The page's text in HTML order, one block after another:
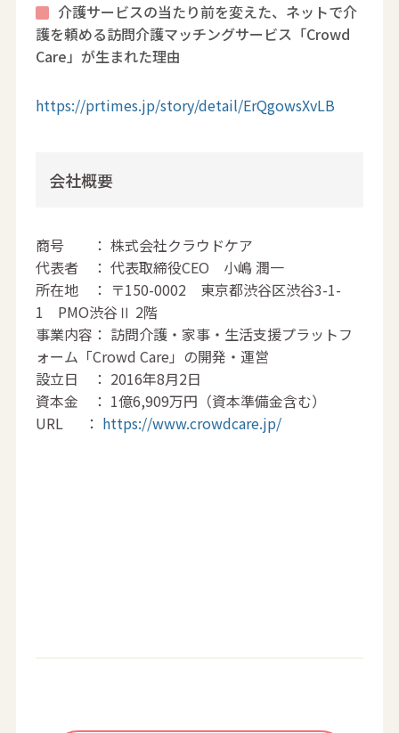
介護サービスの当たり前を変えた、ネットで介
護を頼める訪問介護マッチングサービス「Crowd
Care」が生まれた理由
https://prtimes.jp/story/detail/ErQgowsXvLB
会社概要
商号 ： 株式会社クラウドケア
代表者 ： 代表取締役CEO 小嶋 潤一
所在地 ： 〒150-0002 東京都渋谷区渋谷3-1-
1 PMO渋谷Ⅱ 2階
事業内容： 訪問介護・家事・生活支援プラットフ
ォーム「Crowd Care」の開発・運営
設立日 ： 2016年8月2日
資本金 ： 1億6,909万円（資本準備金含む）
URL ： https://www.crowdcare.jp/